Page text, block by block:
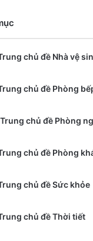
chủ đề Nhà vệ
chủ đề Phòng
chủ đề Phòng
chủ đề Phòng
chủ đề Sức khỏe
chủ đề Thời tiết